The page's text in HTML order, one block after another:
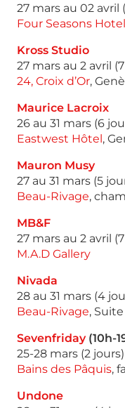
27 mars au 02 avril
Four Seasons
Kross Studio
27 mars au 2 avril
24, Croix d’Or,
Maurice Lacroix
26 au 31 mars (6
Eastwest Hôtel,
Mauron Musy
27 au 31 mars (5
Beau-Rivage,
MB&F
27 mars au 2 avril
M.A.D Gallery
Nivada
28 au 31 mars (4
Beau-Rivage, Suite
Sevenfriday(10h-
25-28 mars (2 jours)
Bains des Pâquis,
Undone